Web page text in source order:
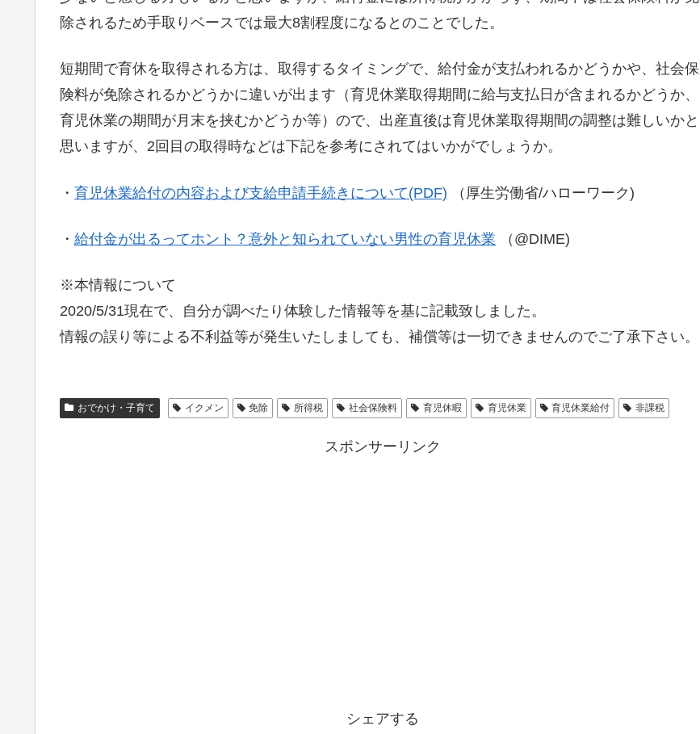
除されるため手取りベースでは最大8割程度になるとのことでした。
短期間で育休を取得される方は、取得するタイミングで、給付金が支払われるかどうかや、社会保
険料が免除されるかどうかに違いが出ます（育児休業取得期間に給与支払日が含まれるかどうか、
育児休業の期間が月末を挟むかどうか等）ので、出産直後は育児休業取得期間の調整は難しいかと
思いますが、2回目の取得時などは下記を参考にされてはいかがでしょうか。
・ 育児休業給付の内容および支給申請手続きについて(PDF) （厚生労働省/ハローワーク)
・ 給付金が出るってホント？意外と知られていない男性の育児休業 （@DIME)
※本情報について
2020/5/31現在で、自分が調べたり体験した情報等を基に記載致しました。
情報の誤り等による不利益等が発生いたしましても、補償等は一切できませんのでご了承下さい。
おでかけ・子育て イクメン 免除 所得税 社会保険料 育児休暇 育児休業 育児休業給付 非課税
スポンサーリンク
シェアする